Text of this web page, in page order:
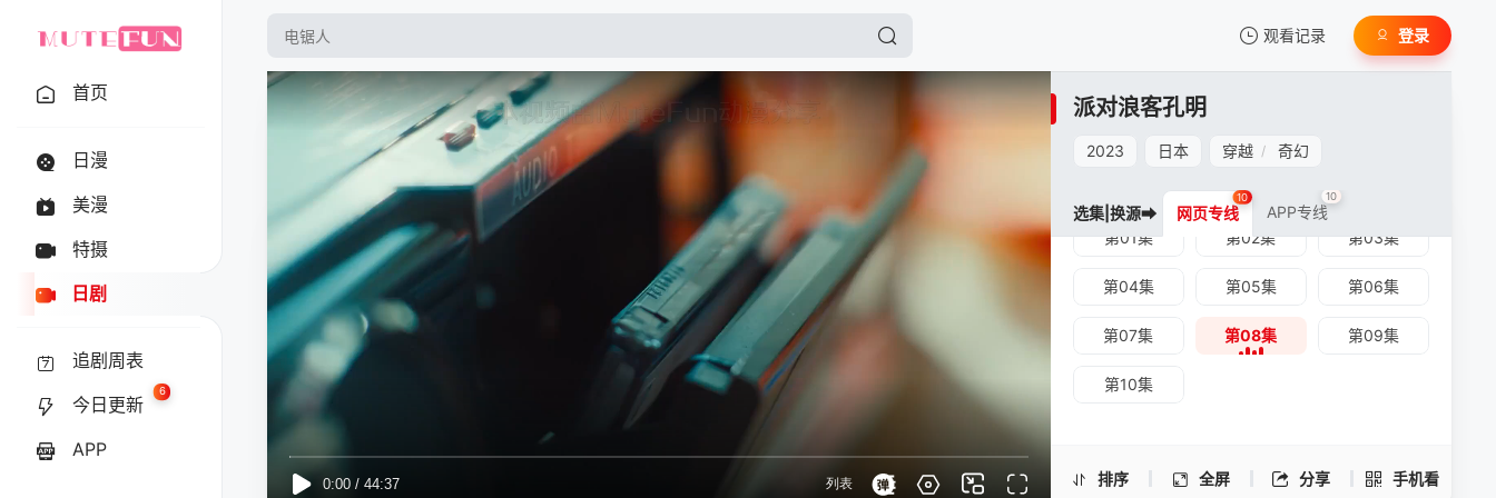
观看记录
我的观影记录
登录
首页
日漫
美漫
特摄
日剧
追剧周表
今日更新
6
APP
派对浪客孔明
2023 日本 穿越 / 奇幻
排序 全屏 分享 手机看
手机扫一扫继续看
选集|换源➡ 网页专线
10
APP专线
10
第01集 第02集 第03集
第04集 第05集 第06集
第07集 第08集 第09集
第10集